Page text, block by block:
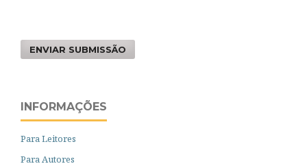
ENVIAR SUBMISSÃO
INFORMAÇÕES
Para Leitores
Para Autores